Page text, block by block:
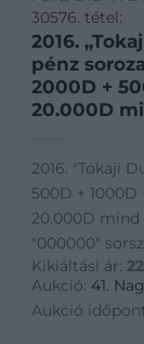
30576. tétel:
2016.
pénz
2000D +
20.000D
és nagy
T:UNC /
Dukát” full
2016. "Tokaji
500D + 1000D
20.000D mind
"000000"
és nagy alakú
Hungary 2016.
Kikiáltási ár:
Aukció: 41.
Aukció